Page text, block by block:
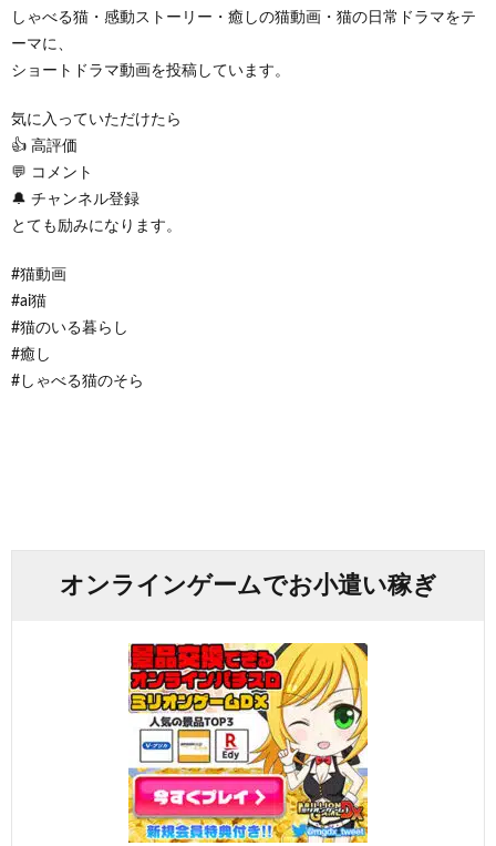
しゃべる猫・感動ストーリー・癒しの猫動画・猫の日常ドラマをテ
ーマに、
ショートドラマ動画を投稿しています。
気に入っていただけたら
👍 高評価
💬 コメント
🔔 チャンネル登録
とても励みになります。
#猫動画
#ai猫
#猫のいる暮らし
#癒し
#しゃべる猫のそら
オンラインゲームでお小遣い稼ぎ